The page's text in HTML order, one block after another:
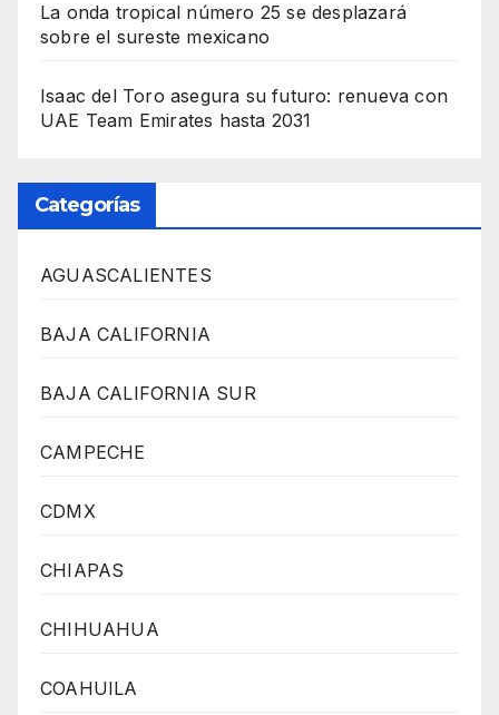
La onda tropical número 25 se desplazará
sobre el sureste mexicano
Isaac del Toro asegura su futuro: renueva con
UAE Team Emirates hasta 2031
Categorías
AGUASCALIENTES
BAJA CALIFORNIA
BAJA CALIFORNIA SUR
CAMPECHE
CDMX
CHIAPAS
CHIHUAHUA
COAHUILA